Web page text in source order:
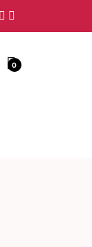
Następny
0